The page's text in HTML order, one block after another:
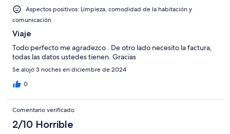
Aspectos positivos: Limpieza, comodidad de la habitación y
comunicación
Viaje
Todo perfecto me agradezco . De otro lado necesito la factura,
todas las datos ustedes tienen. Gracias
Se alojó 3 noches en diciembre de 2024
0
Comentario verificado
2/10 Horrible